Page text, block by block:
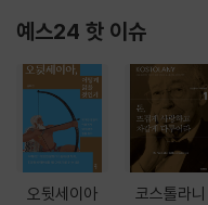
예스24 핫 이슈
오뒷세이아 코스톨라니